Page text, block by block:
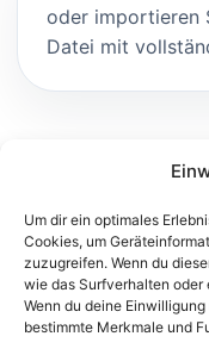
Um dir ein optimales
Cookies, um
zuzugreifen. Wenn du
wie das Surfverhalten oder
Wenn du deine
bestimmte Merkmale und
oder importieren
Datei mit
© 2026 FTEC Foreign